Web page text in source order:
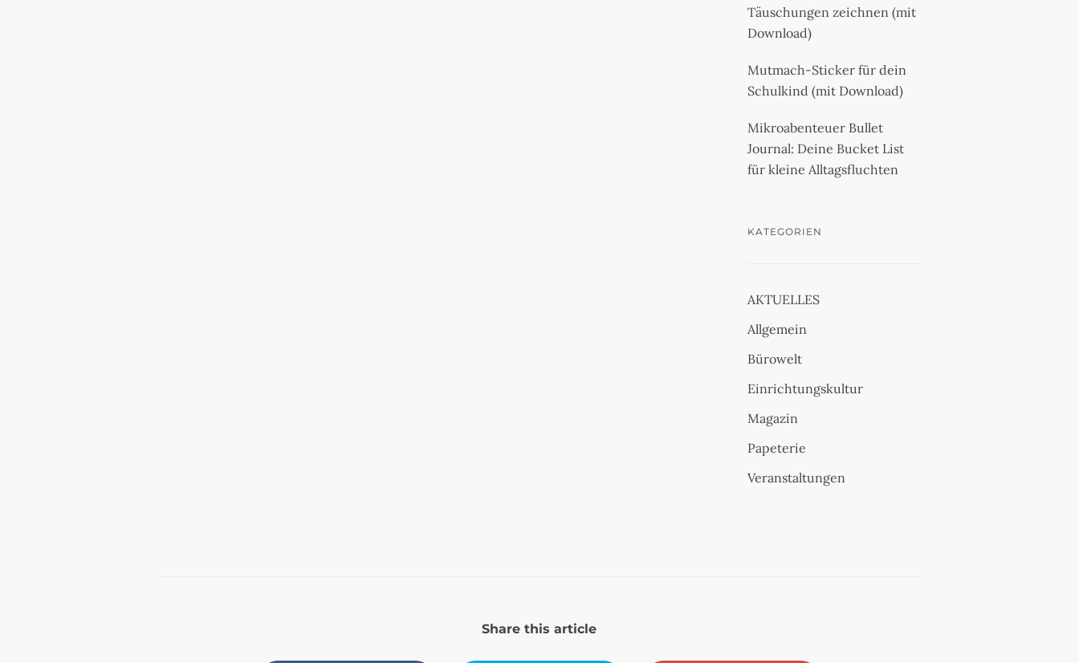
Täuschungen zeichnen (mit
Download)
Mutmach-Sticker für dein
Schulkind (mit Download)
Mikroabenteuer Bullet
Journal: Deine Bucket List
für kleine Alltagsfluchten
KATEGORIEN
AKTUELLES
Allgemein
Bürowelt
Einrichtungskultur
Magazin
Papeterie
Veranstaltungen
Share this article